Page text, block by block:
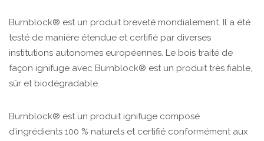
Burnblock® est un produit breveté mondialement. Il a été
testé de manière étendue et certifié par diverses
institutions autonomes européennes. Le bois traité de
façon ignifuge avec Burnblock® est un produit très fiable,
sûr et biodégradable.
Burnblock® est un produit ignifuge composé
d’ingrédients 100 % naturels et certifié conformément aux